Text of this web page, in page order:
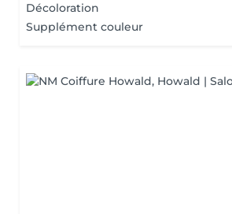
Décoloration
Supplément couleur